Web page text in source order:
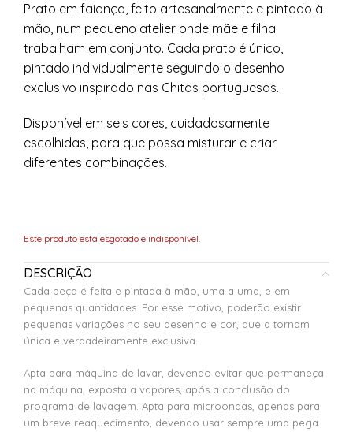
Prato em faiança, feito artesanalmente e pintado à
mão, num pequeno atelier onde mãe e filha
trabalham em conjunto. Cada prato é único,
pintado individualmente seguindo o desenho
exclusivo inspirado nas Chitas portuguesas.
Disponível em seis cores, cuidadosamente
escolhidas, para que possa misturar e criar
diferentes combinações.
Este produto está esgotado e indisponível.
DESCRIÇÃO
Cada peça é feita e pintada à mão, uma a uma, e em
pequenas quantidades. Por esse motivo, poderão existir
pequenas variações no seu desenho e cor, que a tornam
única e verdadeiramente exclusiva.
Apta para máquina de lavar, devendo evitar que permaneça
na máquina, exposta a vapores, após a conclusão do
programa de lavagem. Apta para microondas, apenas para
um breve reaquecimento, devendo usar sempre uma pega